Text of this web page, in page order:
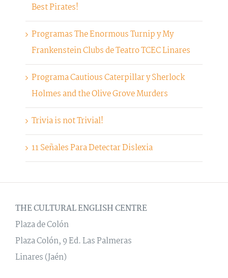
Best Pirates!
Programas The Enormous Turnip y My
Frankenstein Clubs de Teatro TCEC Linares
Programa Cautious Caterpillar y Sherlock
Holmes and the Olive Grove Murders
Trivia is not Trivial!
11 Señales Para Detectar Dislexia
THE CULTURAL ENGLISH CENTRE
Plaza de Colón
Plaza Colón, 9 Ed. Las Palmeras
Linares (Jaén)